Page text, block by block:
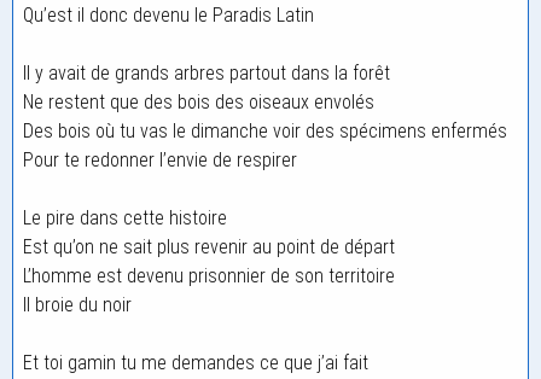
Qu’est il donc devenu le Paradis Latin
Il y avait de grands arbres partout dans la forêt
Ne restent que des bois des oiseaux envolés
Des bois où tu vas le dimanche voir des spécimens enfermés
Pour te redonner l’envie de respirer
Le pire dans cette histoire
Est qu’on ne sait plus revenir au point de départ
L’homme est devenu prisonnier de son territoire
Il broie du noir
Et toi gamin tu me demandes ce que j’ai fait